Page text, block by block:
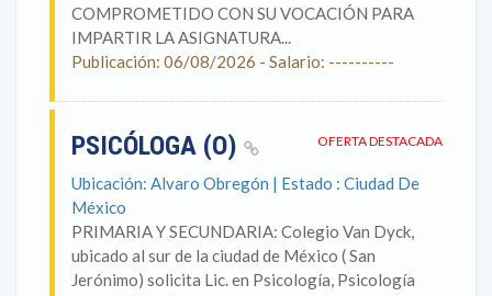
COMPROMETIDO CON SU VOCACIÓN PARA
IMPARTIR LA ASIGNATURA...
Publicación: 06/08/2026 - Salario: ----------
OFERTA DESTACADA
PSICÓLOGA (O)
Ubicación: Alvaro Obregón | Estado : Ciudad De
México
PRIMARIA Y SECUNDARIA: Colegio Van Dyck,
ubicado al sur de la ciudad de México ( San
Jerónimo) solicita Lic. en Psicología, Psicología